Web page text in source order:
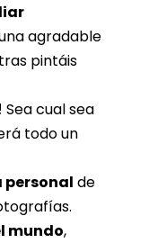
agradable
pintáis
Sea cual sea
todo un
personal de
mundo,